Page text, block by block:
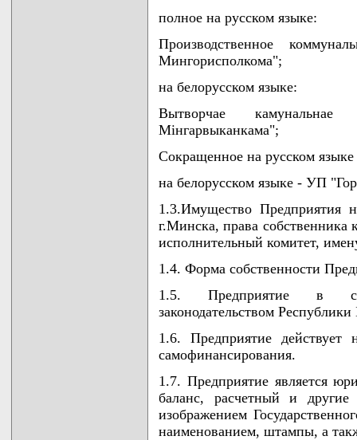
полное на русском языке:
Производственное
Мингорисполкома";
на белорусском языке:
Вытворчае камунальнае
Мiнгарвыканкама";
Сокращенное на русском
на белорусском языке - УП
1.3.Имущество Предприятия
г.Минска, права собственника
исполнительный комитет,
1.4. Форма собственности
1.5. Предприятие в
законодательством
1.6. Предприятие действует
самофинансирования.
1.7. Предприятие является
баланс, расчетный и
изображением
наименованием, штампы, а